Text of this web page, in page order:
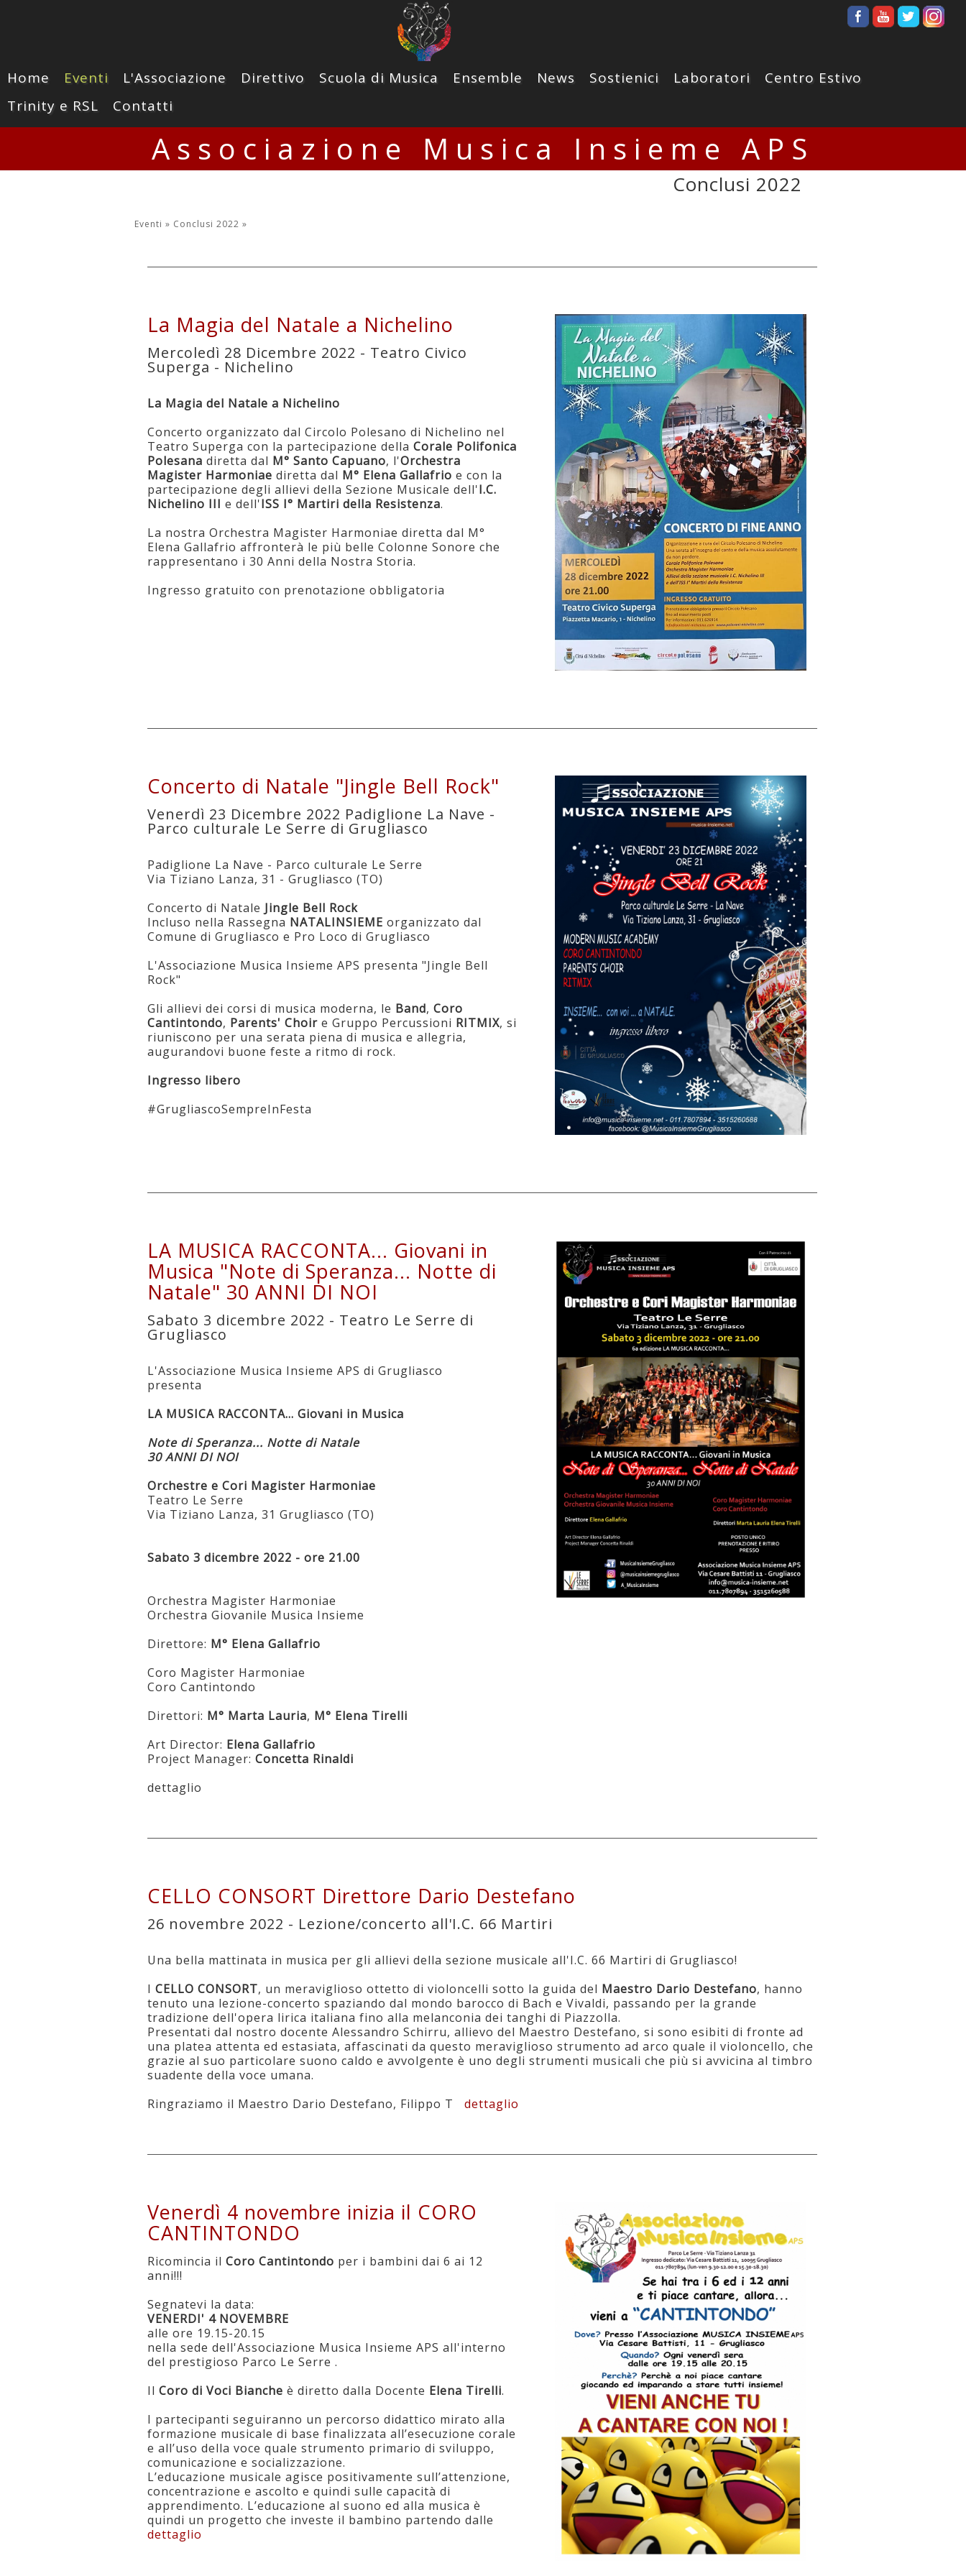
Home Eventi L'Associazione Direttivo Scuola di Musica Ensemble News Sostienici Laboratori
Centro Estivo
Trinity e RSL
Contatti
Associazione Musica Insieme APS
Conclusi 2022
Eventi » Conclusi 2022 »
La Magia del Natale a Nichelino
Mercoledì 28 Dicembre 2022 - Teatro Civico
Superga - Nichelino
La Magia del Natale a Nichelino
Concerto organizzato dal Circolo Polesano di Nichelino nel
Teatro Superga con la partecipazione dellaCorale Polifonica
Polesana diretta dal M° Santo Capuano, l'Orchestra
Magister Harmoniae diretta dal M° Elena Gallafrio e con la
partecipazione degli allievi della Sezione Musicale dell'I.C.
Nichelino III e dell'ISS I° Martiri della Resistenza.
La nostra Orchestra Magister Harmoniae diretta dal M°
Elena Gallafrio affronterà le più belle Colonne Sonore che
rappresentano i 30 Anni della Nostra Storia.
Ingresso gratuito con prenotazione obbligatoria
Concerto di Natale "Jingle Bell Rock"
Venerdì 23 Dicembre 2022 Padiglione La Nave -
Parco culturale Le Serre di Grugliasco
Padiglione La Nave - Parco culturale Le Serre
Via Tiziano Lanza, 31 - Grugliasco (TO)
Concerto di Natale Jingle Bell Rock
Incluso nella Rassegna NATALINSIEME organizzato dal
Comune di Grugliasco e Pro Loco di Grugliasco
L'Associazione Musica Insieme APS presenta "Jingle Bell
Rock"
Gli allievi dei corsi di musica moderna, le Band,Coro
Cantintondo, Parents' Choir e Gruppo Percussioni RITMIX, si
riuniscono per una serata piena di musica e allegria,
augurandovi buone feste a ritmo di rock.
Ingresso libero
#GrugliascoSempreInFesta
LA MUSICA RACCONTA... Giovani in
Musica "Note di Speranza... Notte di
Natale" 30 ANNI DI NOI
Sabato 3 dicembre 2022 - Teatro Le Serre di
Grugliasco
L'Associazione Musica Insieme APS di Grugliasco
presenta
LA MUSICA RACCONTA... Giovani in Musica
Note di Speranza... Notte di Natale
30 ANNI DI NOI
Orchestre e Cori Magister Harmoniae
Teatro Le Serre
Via Tiziano Lanza, 31 Grugliasco (TO)
Sabato 3 dicembre 2022 - ore 21.00
Orchestra Magister Harmoniae
Orchestra Giovanile Musica Insieme
Direttore: M° Elena Gallafrio
Coro Magister Harmoniae
Coro Cantintondo
Direttori: M° Marta Lauria, M° Elena Tirelli
Art Director: Elena Gallafrio
Project Manager:Concetta Rinaldi
dettaglio
CELLO CONSORT Direttore Dario Destefano
26 novembre 2022 - Lezione/concerto all'I.C. 66 Martiri
Una bella mattinata in musica per gli allievi della sezione musicale all'I.C. 66 Martiri di Grugliasco!
ICELLO CONSORT, un meraviglioso ottetto di violoncelli sotto la guida del Maestro Dario Destefano, hanno
tenuto una lezione-concerto spaziando dal mondo barocco di Bach e Vivaldi, passando per la grande
tradizione dell'opera lirica italiana fino alla melanconia dei tanghi di Piazzolla.
Presentati dal nostro docente Alessandro Schirru, allievo del Maestro Destefano, si sono esibiti di fronte ad
una platea attenta ed estasiata, affascinati da questo meraviglioso strumento ad arco quale il violoncello, che
grazie al suo particolare suono caldo e avvolgente è uno degli strumenti musicali che più si avvicina al timbro
suadente della voce umana.
Ringraziamo il Maestro Dario Destefano, Filippo Tdettaglio
Venerdì 4 novembre inizia il CORO
CANTINTONDO
Ricomincia ilCoro Cantintondo per i bambini dai 6 ai 12
anni!!!
Segnatevi la data:
VENERDI' 4 NOVEMBRE
alle ore 19.15-20.15
nella sede dell'Associazione Musica Insieme APS all'interno
del prestigioso Parco Le Serre .
IlCoro di Voci Bianche è diretto dalla Docente Elena Tirelli.
I partecipanti seguiranno un percorso didattico mirato alla
formazione musicale di base finalizzata all’esecuzione corale
e all’uso della voce quale strumento primario di sviluppo,
comunicazione e socializzazione.
L’educazione musicale agisce positivamente sull’attenzione,
concentrazione e ascolto e quindi sulle capacità di
apprendimento. L’educazione al suono ed alla musica è
quindi un progetto che investe il bambino partendo dalle
dettaglio